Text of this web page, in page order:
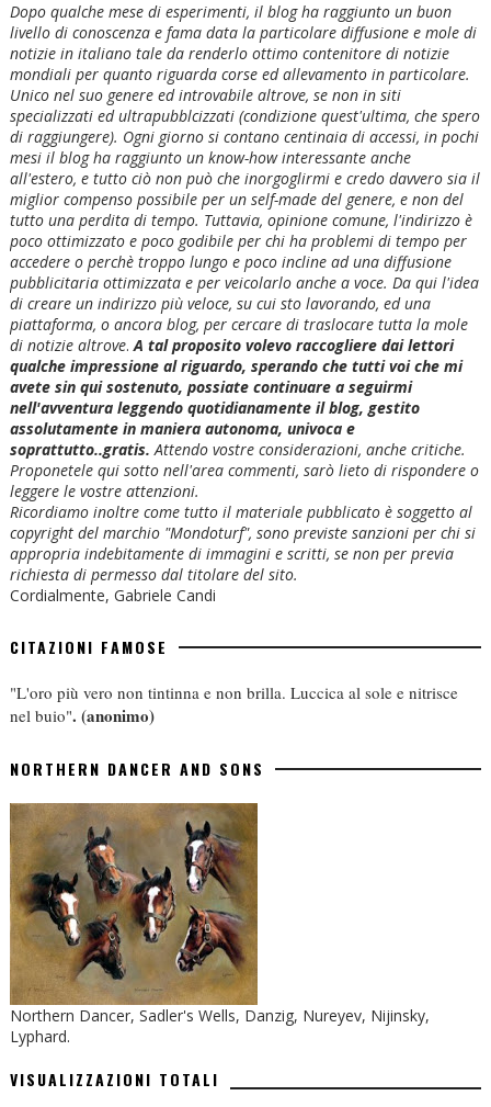
Dopo qualche mese di esperimenti, il blog ha raggiunto un buon
livello di conoscenza e fama data la particolare diffusione e mole di
notizie in italiano tale da renderlo ottimo contenitore di notizie
mondiali per quanto riguarda corse ed allevamento in particolare.
Unico nel suo genere ed introvabile altrove, se non in siti
specializzati ed ultrapubblcizzati (condizione quest'ultima, che spero
di raggiungere). Ogni giorno si contano centinaia di accessi, in pochi
mesi il blog ha raggiunto un know-how interessante anche
all'estero, e tutto ciò non può che inorgoglirmi e credo davvero sia il
miglior compenso possibile per un self-made del genere, e non del
tutto una perdita di tempo. Tuttavia, opinione comune, l'indirizzo è
poco ottimizzato e poco godibile per chi ha problemi di tempo per
accedere o perchè troppo lungo e poco incline ad una diffusione
pubblicitaria ottimizzata e per veicolarlo anche a voce. Da qui l'idea
di creare un indirizzo più veloce, su cui sto lavorando, ed una
piattaforma, o ancora blog, per cercare di traslocare tutta la mole
di notizie altrove.A tal proposito volevo raccogliere dai lettori
qualche impressione al riguardo, sperando che tutti voi che mi
avete sin qui sostenuto, possiate continuare a seguirmi
nell'avventura leggendo quotidianamente il blog, gestito
assolutamente in maniera autonoma, univoca e
soprattutto..gratis. Attendo vostre considerazioni, anche critiche.
Proponetele qui sotto nell'area commenti, sarò lieto di rispondere o
leggere le vostre attenzioni.
Ricordiamo inoltre come tutto il materiale pubblicato è soggetto al
copyright del marchio "Mondoturf", sono previste sanzioni per chi si
appropria indebitamente di immagini e scritti, se non per previa
richiesta di permesso dal titolare del sito.
Cordialmente, Gabriele Candi
CITAZIONI FAMOSE
"L'oro più vero non tintinna e non brilla. Luccica al sole e nitrisce
nel buio". (anonimo)
NORTHERN DANCER AND SONS
Northern Dancer, Sadler's Wells, Danzig, Nureyev, Nijinsky,
Lyphard.
VISUALIZZAZIONI TOTALI